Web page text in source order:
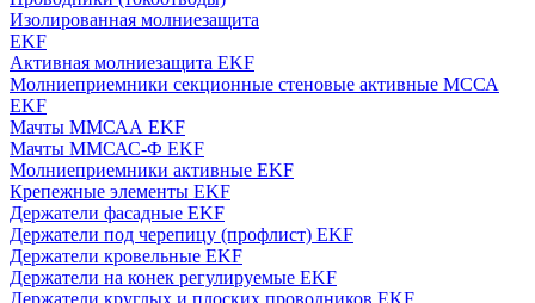
Изолированная молниезащита
EKF
Активная молниезащита EKF
Молниеприемники секционные стеновые активные МССА
EKF
Мачты ММСАА EKF
Мачты ММСАС-Ф EKF
Молниеприемники активные EKF
Крепежные элементы EKF
Держатели фасадные EKF
Держатели под черепицу (профлист) EKF
Держатели кровельные EKF
Держатели на конек регулируемые EKF
Держатели круглых и плоских проводников EKF